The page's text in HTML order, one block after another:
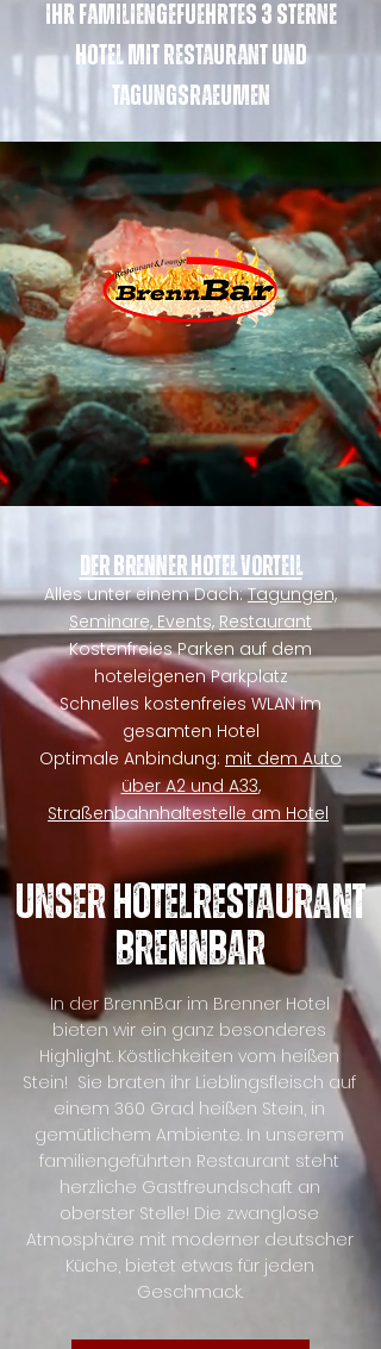
Ihr Familiengefuehrtes 3 Sterne
Hotel mit Restaurant und
Tagungsraeumen
Der Brenner Hotel Vorteil
Alles unter einem Dach:Tagungen,
Seminare, Events, Restaurant
Kostenfreies Parken auf dem
hoteleigenen Parkplatz
Schnelles kostenfreies WLAN im
gesamten Hotel
Optimale Anbindung: mit dem Auto
über A2 und A33,
Straßenbahnhaltestelle am Hotel
Unser HotelRestaurant
BrennBar
In der BrennBar im Brenner Hotel
bieten wir ein ganz besonderes
Highlight. Köstlichkeiten vom heißen
Stein! Sie braten ihr Lieblingsfleisch auf
einem 360 Grad heißen Stein, in
gemütlichem Ambiente. In unserem
familiengeführten Restaurant steht
herzliche Gastfreundschaft an
oberster Stelle! Die zwanglose
Atmosphäre mit moderner deutscher
Küche, bietet etwas für jeden
Geschmack.